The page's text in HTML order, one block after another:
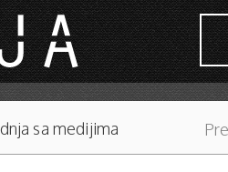
sa medijima